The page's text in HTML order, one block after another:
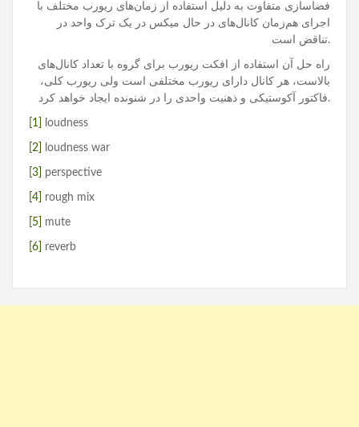
فضاسازی متفاوت به دلیل استفاده از زمان‌های ریورب مختلف با
اجرای هم‌زمان کانال‌های در حال میکس در یک ترک واحد در
تناقض است.
راه حل آن استفاده از افکت ریورب برای گروه با تعداد کانال‌های
بالاست، هر کانال دارای ریورب مختلفی است ولی ریورب کلی،
فاکتور آکوستیکی و ذهنیت واحدی را در شنونده ایجاد خواهد کرد.
[1] loudness
[2] loudness war
[3] perspective
[4] rough mix
[5] mute
[6] reverb